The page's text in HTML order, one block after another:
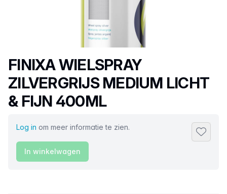
Productnaam
FINIXA WIELSPRAY
ZILVERGRIJS MEDIUM LICHT
& FIJN 400ML
Log in om meer informatie te zien.
In winkelwagen